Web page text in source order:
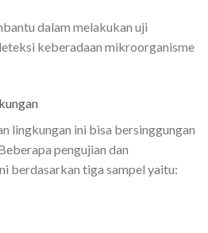
dalam melakukan uji
keberadaan mikroorganisme
lingkungan ini bisa bersinggungan
pengujian dan
berdasarkan tiga sampel yaitu: